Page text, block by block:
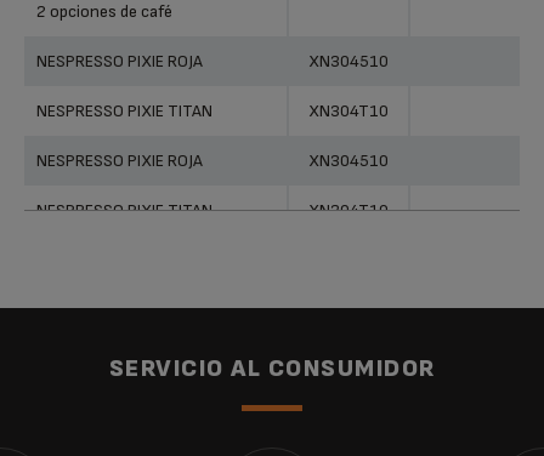
2 opciones de café
NESPRESSO PIXIE ROJA XN304510
NESPRESSO PIXIE TITAN XN304T10
NESPRESSO PIXIE ROJA XN304510
NESPRESSO PIXIE TITAN XN304T10
Nespresso Pixie XN300910
Nespresso Pixie XN300810
SERVICIO AL CONSUMIDOR